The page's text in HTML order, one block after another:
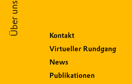
Über uns
Kontakt
Virtueller Rundgang
News
Publikationen